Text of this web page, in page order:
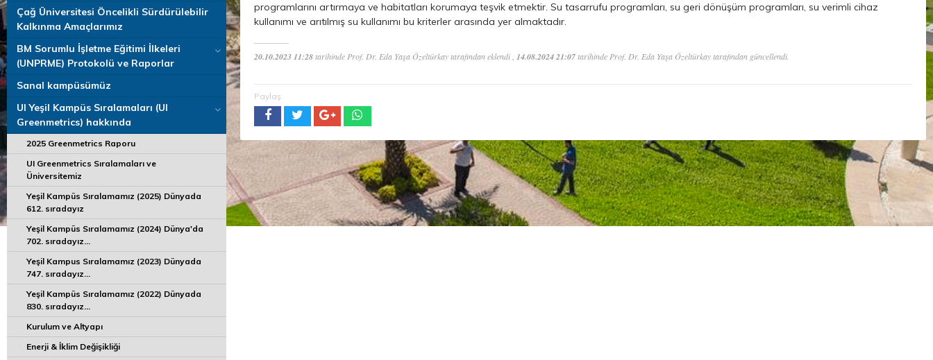
Çağ Üniversitesi Öncelikli Sürdürülebilir
Kalkınma Amaçlarımız
BM Sorumlu İşletme Eğitimi İlkeleri
(UNPRME) Protokolü ve Raporlar
Sanal kampüsümüz
UI Yeşil Kampüs Sıralamaları (UI
Greenmetrics) hakkında
2025 Greenmetrics Raporu
UI Greenmetrics Sıralamaları ve
Üniversitemiz
Yeşil Kampüs Sıralamamız (2025) Dünyada
612. sıradayız
Yeşil Kampüs Sıralamamız (2024) Dünya'da
702. sıradayız...
Yeşil Kampus Sıralamamız (2023) Dünyada
747. sıradayız...
Yeşil Kampüs Sıralamamız (2022) Dünyada
830. sıradayız...
Kurulum ve Altyapı
Enerji & İklim Değişikliği
programlarını artırmaya ve habitatları korumaya teşvik etmektir. Su tasarrufu programları, su geri dönüşüm programları, su verimli cihaz
kullanımı ve arıtılmış su kullanımı bu kriterler arasında yer almaktadır.
20.10.2023 11:28tarihinde Prof. Dr. Eda Yaşa Özeltürkay tarafından eklendi , 14.08.2024 21:07tarihinde Prof. Dr. Eda Yaşa Özeltürkay tarafından güncellendi.
Paylaş